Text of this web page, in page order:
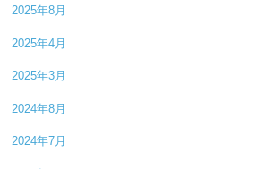
2025年8月
2025年4月
2025年3月
2024年8月
2024年7月